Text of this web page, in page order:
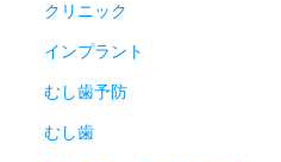
クリニック
インプラント
むし歯予防
むし歯